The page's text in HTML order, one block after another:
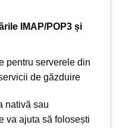
IMAP/POP3 și
pentru serverele din
de găzduire
nativă sau
va ajuta să folosești